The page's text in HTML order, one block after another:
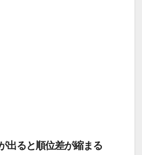
出ると順位差が縮まる